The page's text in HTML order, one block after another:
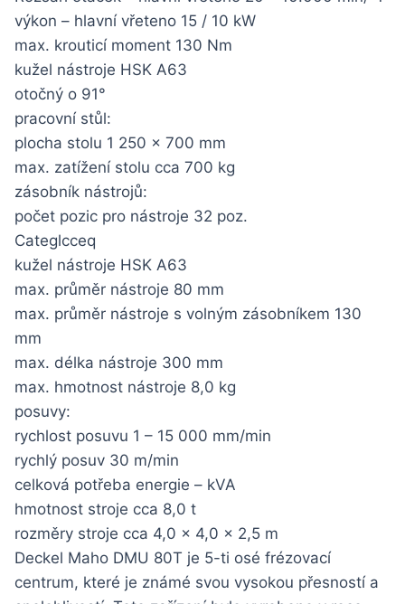
výkon – hlavní vřeteno 15 / 10 kW
max. krouticí moment 130 Nm
kužel nástroje HSK A63
otočný o 91°
pracovní stůl:
plocha stolu 1 250 x 700 mm
max. zatížení stolu cca 700 kg
zásobník nástrojů:
počet pozic pro nástroje 32 poz.
Categlcceq
kužel nástroje HSK A63
max. průměr nástroje 80 mm
max. průměr nástroje s volným zásobníkem 130
mm
max. délka nástroje 300 mm
max. hmotnost nástroje 8,0 kg
posuvy:
rychlost posuvu 1 – 15 000 mm/min
rychlý posuv 30 m/min
celková potřeba energie – kVA
hmotnost stroje cca 8,0 t
rozměry stroje cca 4,0 x 4,0 x 2,5 m
Deckel Maho DMU 80T je 5-ti osé frézovací
centrum, které je známé svou vysokou přesností a